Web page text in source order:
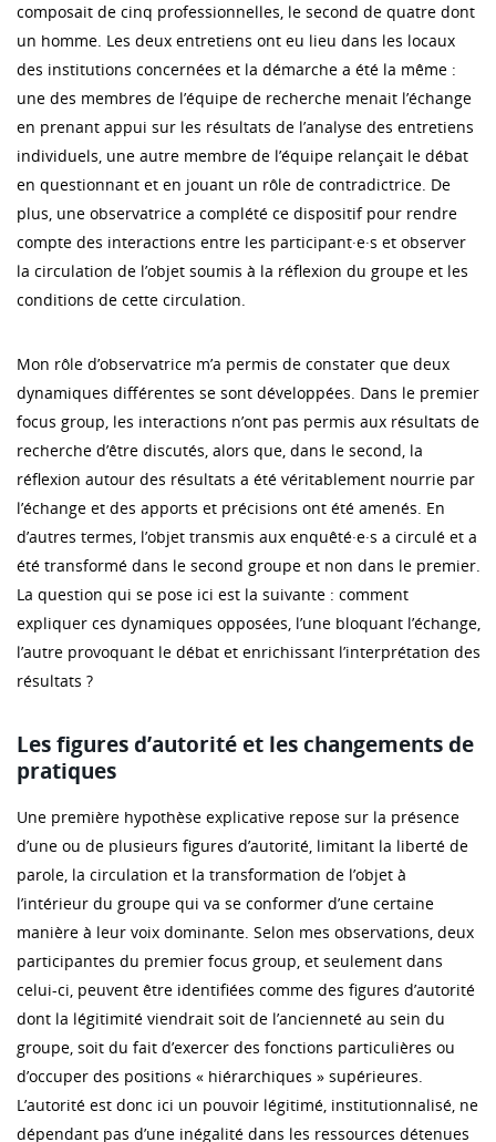
composait de cinq professionnelles, le second de quatre dont
un homme. Les deux entretiens ont eu lieu dans les locaux
des institutions concernées et la démarche a été la même :
une des membres de l’équipe de recherche menait l’échange
en prenant appui sur les résultats de l’analyse des entretiens
individuels, une autre membre de l’équipe relançait le débat
en questionnant et en jouant un rôle de contradictrice. De
plus, une observatrice a complété ce dispositif pour rendre
compte des interactions entre les participant·e·s et observer
la circulation de l’objet soumis à la réflexion du groupe et les
conditions de cette circulation.
Mon rôle d’observatrice m’a permis de constater que deux
dynamiques différentes se sont développées. Dans le premier
focus group, les interactions n’ont pas permis aux résultats de
recherche d’être discutés, alors que, dans le second, la
réflexion autour des résultats a été véritablement nourrie par
l’échange et des apports et précisions ont été amenés. En
d’autres termes, l’objet transmis aux enquêté·e·s a circulé et a
été transformé dans le second groupe et non dans le premier.
La question qui se pose ici est la suivante : comment
expliquer ces dynamiques opposées, l’une bloquant l’échange,
l’autre provoquant le débat et enrichissant l’interprétation des
résultats ?
Les figures d’autorité et les changements de
pratiques
Une première hypothèse explicative repose sur la présence
d’une ou de plusieurs figures d’autorité, limitant la liberté de
parole, la circulation et la transformation de l’objet à
l’intérieur du groupe qui va se conformer d’une certaine
manière à leur voix dominante. Selon mes observations, deux
participantes du premier focus group, et seulement dans
celui-ci, peuvent être identifiées comme des figures d’autorité
dont la légitimité viendrait soit de l’ancienneté au sein du
groupe, soit du fait d’exercer des fonctions particulières ou
d’occuper des positions « hiérarchiques » supérieures.
L’autorité est donc ici un pouvoir légitimé, institutionnalisé, ne
dépendant pas d’une inégalité dans les ressources détenues